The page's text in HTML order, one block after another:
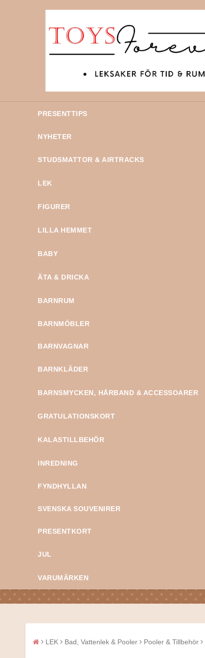
PRESENTTIPS
NYHETER
STUDSMATTOR & AIRTRACKS
LEK
FIGURER
LILLA HEMMET
BABY
ÄTA & DRICKA
BARNRUM
BARNMÖBLER
BARNVAGNAR
BARNKLÄDER
BARNSMYCKEN, HÅRBAND & ACCESSOARER
GRATULATIONSKORT
KALASTILLBEHÖR
INREDNING
FYNDHYLLAN
SVENSKA SOUVENIRER
PRESENTKORT
JUL
VARUMÄRKEN
LEK Bad, Vattenlek & Pooler Pooler & Tillbehör